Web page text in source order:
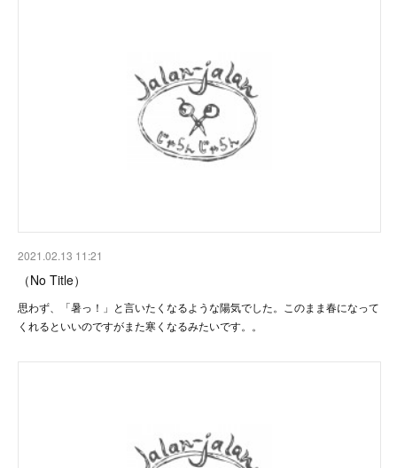
2021.02.13 11:21
（No Title）
思わず、「暑っ！」と言いたくなるような陽気でした。このまま春になって
くれるといいのですがまた寒くなるみたいです。。